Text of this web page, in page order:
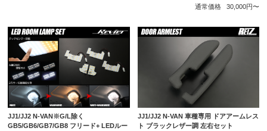
通常価格
30,000円〜
JJ1/JJ2 N-VAN※G/L除く
GB5/GB6/GB7/GB8 フリード+ LEDルー
JJ1/JJ2 N-VAN 車種専用 ドアアームレス
ト ブラックレザー調 左右セット